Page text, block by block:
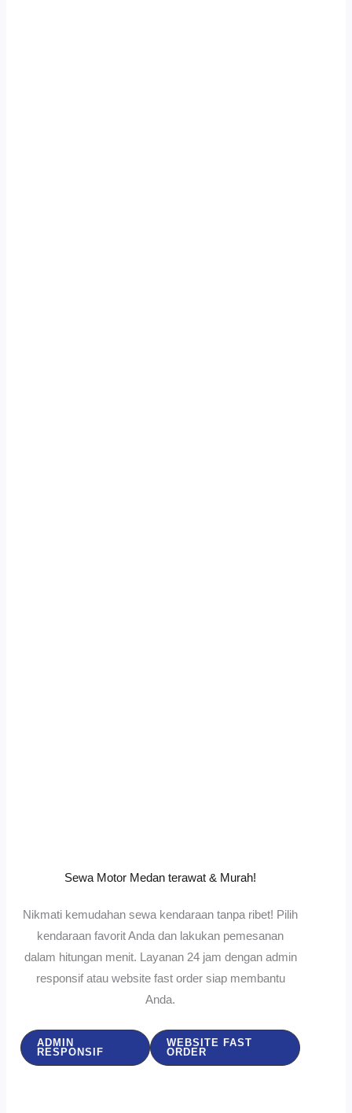
Sewa Motor Medan terawat & Murah!
Nikmati kemudahan sewa kendaraan tanpa ribet! Pilih
kendaraan favorit Anda dan lakukan pemesanan
dalam hitungan menit. Layanan 24 jam dengan admin
responsif atau website fast order siap membantu
Anda.
ADMIN
RESPONSIF
WEBSITE FAST
ORDER